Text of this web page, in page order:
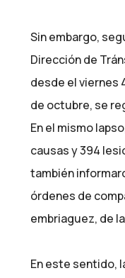
Sin embargo,
Dirección de
desde el viernes
de octubre, se
En el mismo
causas y 394
también
órdenes de
embriaguez, de
En este sentido,